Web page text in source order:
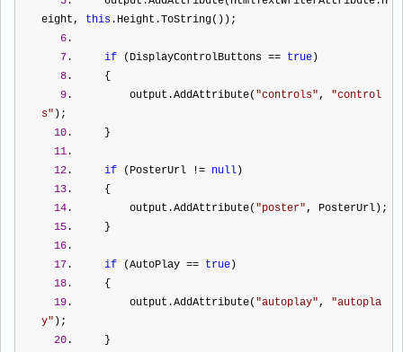
eight, this.Height.ToString());
6.
7. if (DisplayControlButtons == true )
8.     {
9.         output.AddAttribute( "controls", "control
s" );
10.     }
11.
12. if (PosterUrl != null )
13.     {
14.         output.AddAttribute( "poster"
15.     }
16.
17. if (AutoPlay == true )
18.     {
19.         output.AddAttribute( "autoplay", "autopla
y" );
20.     }